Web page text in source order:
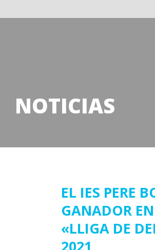
NOTICIAS
EL IES PERE
GANADOR
«LLIGA DE
2021